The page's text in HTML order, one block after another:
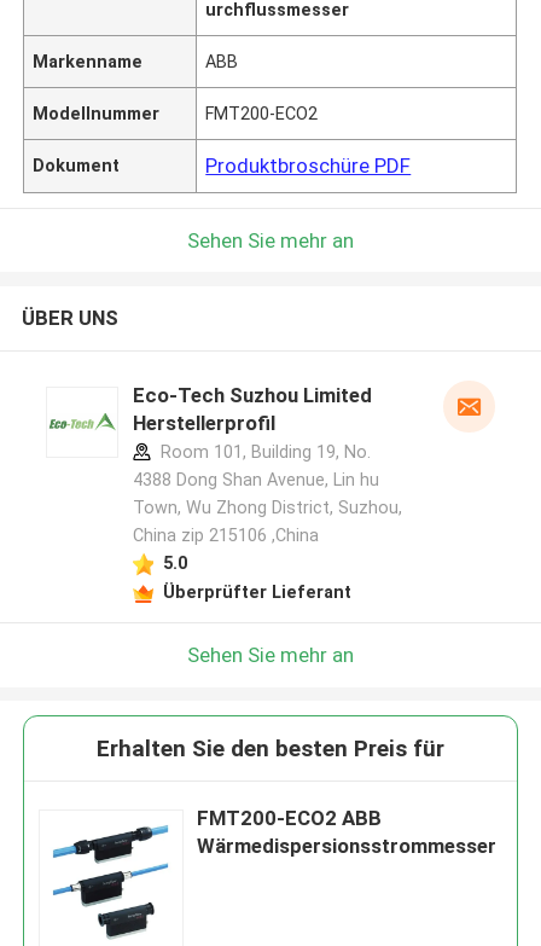
urchflussmesser
Markenname ABB
Modellnummer FMT200-ECO2
Dokument Produktbroschüre PDF
Sehen Sie mehr an
ÜBER UNS
Eco-Tech Suzhou Limited
Herstellerprofil
Room 101, Building 19, No.
4388 Dong Shan Avenue, Lin hu
Town, Wu Zhong District, Suzhou,
China zip 215106 ,China
5.0
Überprüfter Lieferant
Sehen Sie mehr an
Erhalten Sie den besten Preis für
FMT200-ECO2 ABB
Wärmedispersionsstrommesser